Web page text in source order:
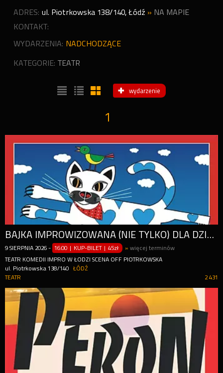
ADRES: ul. Piotrkowska 138/140,Łódź » NA MAPIE
KONTAKT:
WYDARZENIA: NADCHODZĄCE
KATEGORIE: TEATR
wydarzenie
1
BAJKA IMPROWIZOWANA (NIE TYLKO) DLA DZIECI
9 SIERPNIA 2026 - 16:00 | KUP-BILET |45zł »więcej terminów
TEATR KOMEDII IMPRO W ŁODZI SCENA OFF PIOTRKOWSKA
ul. Piotrkowska 138/140
ŁÓDŹ
2 431
TEATR